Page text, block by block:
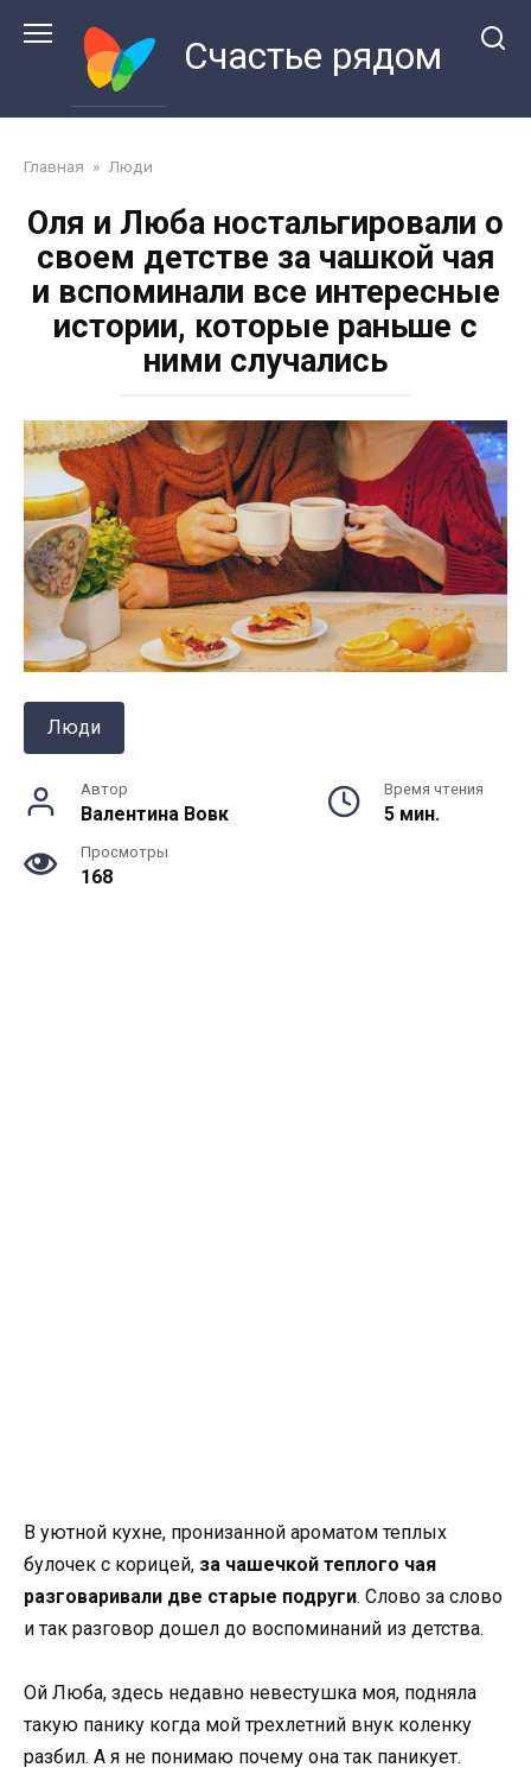
Счастье рядом
Главная » Люди
Оля и Люба ностальгировали о
своем детстве за чашкой чая
и вспоминали все интересные
истории, которые раньше с
ними случались
Люди
Автор
Валентина Вовк
Время чтения
5 мин.
Просмотры
168
В уютной кухне, пронизанной ароматом теплых
булочек с корицей, за чашечкой теплого чая
разговаривали две старые подруги. Слово за слово
и так разговор дошел до воспоминаний из детства.
Ой Люба, здесь недавно невестушка моя, подняла
такую ​​панику когда мой трехлетний внук коленку
разбил. А я не понимаю почему она так паникует.